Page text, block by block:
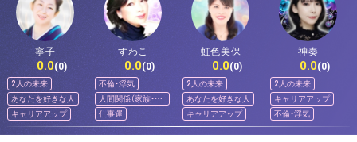
寧子
0.0(0)
2人の未来
あなたを好きな人
キャリアアップ
すわこ
0.0(0)
不倫・浮気
人間関係（家族・友
人）
仕事運
虹色美保
0.0(0)
2人の未来
あなたを好きな人
キャリアアップ
神奏
0.0(0)
2人の未来
キャリアアップ
不倫・浮気